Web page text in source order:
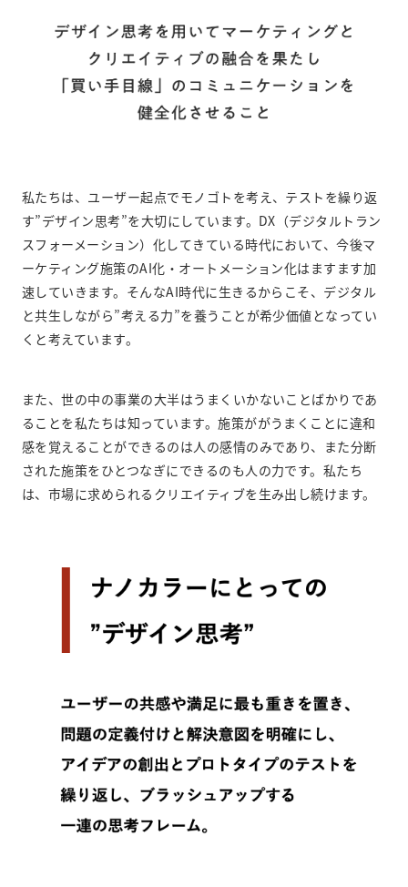
私たちは、ユーザー起点でモノゴトを考え、テストを繰り返
す”デザイン思考”を大切にしています。DX（デジタルトラン
スフォーメーション）化してきている時代において、今後マ
ーケティング施策のAI化・オートメーション化はますます加
速していきます。そんなAI時代に生きるからこそ、デジタル
と共生しながら”考える力”を養うことが希少価値となってい
くと考えています。
また、世の中の事業の大半はうまくいかないことばかりであ
ることを私たちは知っています。施策ががうまくことに違和
感を覚えることができるのは人の感情のみであり、また分断
された施策をひとつなぎにできるのも人の力です。私たち
は、市場に求められるクリエイティブを生み出し続けます。